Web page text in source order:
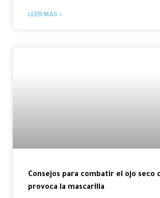
LEER MÁS »
Consejos para combatir el ojo seco
provoca la mascarilla